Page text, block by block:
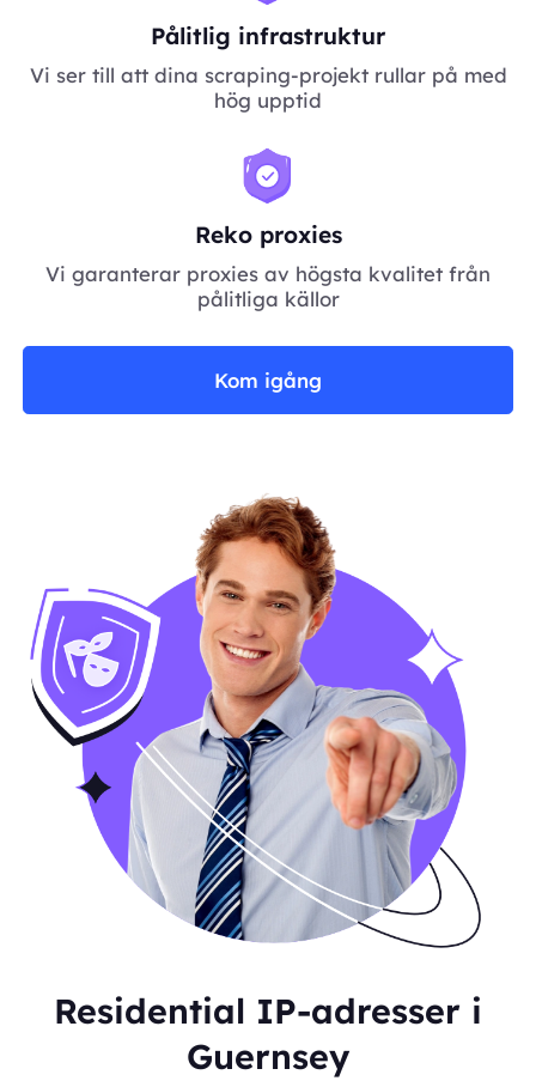
Pålitlig infrastruktur
Vi ser till att dina scraping-projekt rullar på med
hög upptid
Reko proxies
Vi garanterar proxies av högsta kvalitet från
pålitliga källor
Kom igång
Residential IP-adresser i
Guernsey